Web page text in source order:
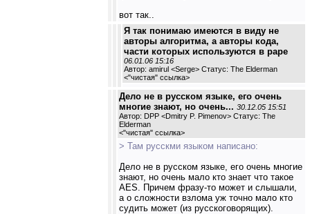
вот так..
Я так понимаю имеются в виду не
авторы алгоритма, а авторы кода,
части которых используются в раре
06.01.06 15:16
Автор: amirul <Serge> Статус: The Elderman
<"чистая" ссылка>
Дело не в русском языке, его очень
многие знают, но очень... 30.12.05 15:51
Автор: DPP <Dmitry P. Pimenov> Статус: The
Elderman
<"чистая" ссылка>
> Там русскми языком написано:
Дело не в русском языке, его очень многие
знают, но очень мало кто знает что такое
AES. Причем фразу-то может и слышали,
а о сложности взлома уж точно мало кто
судить может (из русскоговорящих).